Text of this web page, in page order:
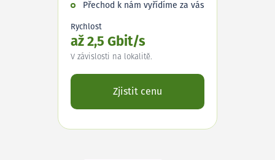
Přechod k nám vyřídíme za vás
Rychlost
až 2,5 Gbit/s
V závislosti na lokalitě.
Zjistit cenu